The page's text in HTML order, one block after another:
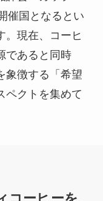
催国となるとい
。現在、コーヒ
であると同時
象徴する「希望
ペクトを集めて